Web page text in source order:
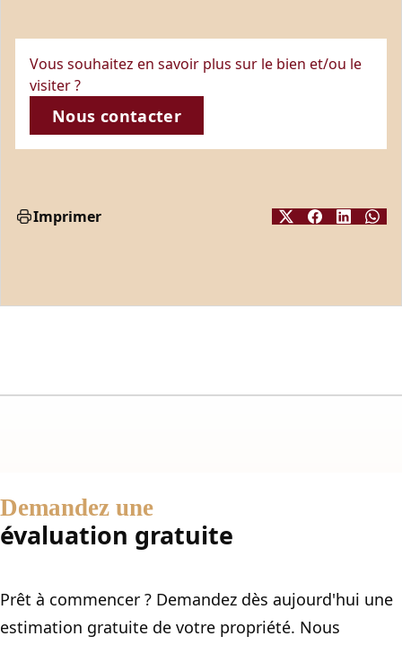
Vous souhaitez en savoir plus sur le bien et/ou le
visiter ?
Nous contacter
Imprimer
Demandez une
évaluation gratuite
Prêt à commencer ? Demandez dès aujourd'hui une
estimation gratuite de votre propriété. Nous